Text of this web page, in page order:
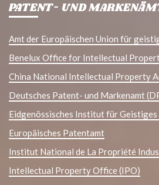
PATENT- UND
Amt der Europäischen Union für
Benelux Office for Intellectual
China National Intellectual Property
Deutsches Patent- und Markenamt
Eidgenössisches Institut für Geistiges
Europäisches Patentamt
Institut National de La Propriété
Intellectual Property Office (IPO)